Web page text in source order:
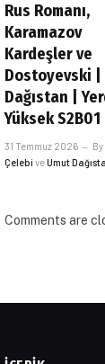
Rus Romanı,
Karamazov
Kardeşler ve
Dostoyevski |
Dağıstan |
Yüksek S2B01
31 Temmuz 2026 By
Çelebi veUmut
Comments are